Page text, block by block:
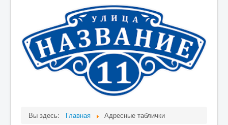
Вы здесь: Главная Адресные таблички